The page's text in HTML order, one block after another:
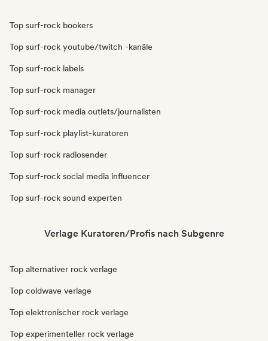
Top surf-rock bookers
Top surf-rock youtube/twitch -kanäle
Top surf-rock labels
Top surf-rock manager
Top surf-rock media outlets/journalisten
Top surf-rock playlist-kuratoren
Top surf-rock radiosender
Top surf-rock social media influencer
Top surf-rock sound experten
Verlage Kuratoren/Profis nach Subgenre
Top alternativer rock verlage
Top coldwave verlage
Top elektronischer rock verlage
Top experimenteller rock verlage